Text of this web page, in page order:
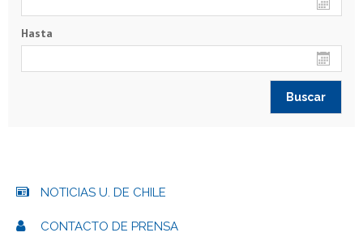
Hasta
NOTICIAS U. DE CHILE
CONTACTO DE PRENSA